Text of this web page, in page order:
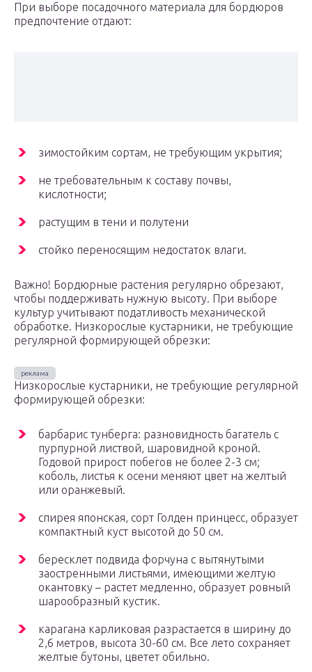
При выборе посадочного материала для бордюров
предпочтение отдают:
зимостойким сортам, не требующим укрытия;
не требовательным к составу почвы,
кислотности;
растущим в тени и полутени
стойко переносящим недостаток влаги.
Важно! Бордюрные растения регулярно обрезают,
чтобы поддерживать нужную высоту. При выборе
культур учитывают податливость механической
обработке. Низкорослые кустарники, не требующие
регулярной формирующей обрезки:
Низкорослые кустарники, не требующие регулярной
формирующей обрезки:
барбарис тунберга: разновидность багатель с
пурпурной листвой, шаровидной кроной.
Годовой прирост побегов не более 2-3 см;
коболь, листья к осени меняют цвет на желтый
или оранжевый.
спирея японская, сорт Голден принцесс, образует
компактный куст высотой до 50 см.
бересклет подвида форчуна с вытянутыми
заостренными листьями, имеющими желтую
окантовку – растет медленно, образует ровный
шарообразный кустик.
карагана карликовая разрастается в ширину до
2,6 метров, высота 30-60 см. Все лето сохраняет
желтые бутоны, цветет обильно.